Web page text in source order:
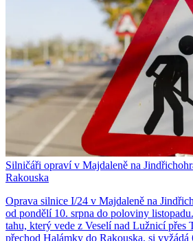
Silničáři opraví v Majdaleně na
Rakouska
Oprava silnice I/24 v Majdaleně na
od pondělí 10. srpna do poloviny
tahu, který vede z Veselí nad Lužnicí přes
přechod Halámky do Rakouska, si